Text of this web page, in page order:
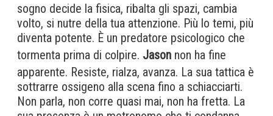
sogno decide la fisica, ribalta gli spazi, cambia
volto, si nutre della tua attenzione. Più lo temi, più
diventa potente. È un predatore psicologico che
tormenta prima di colpire. Jason non ha fine
apparente. Resiste, rialza, avanza. La sua tattica è
sottrarre ossigeno alla scena fino a schiacciarti.
Non parla, non corre quasi mai, non ha fretta. La